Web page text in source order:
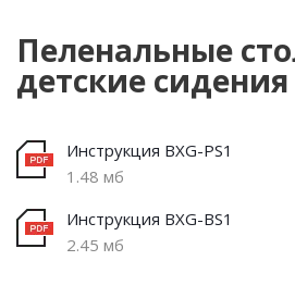
Пеленальные
детские сидения
Инструкция BXG-PS1
1.48 мб
Инструкция BXG-BS1
2.45 мб